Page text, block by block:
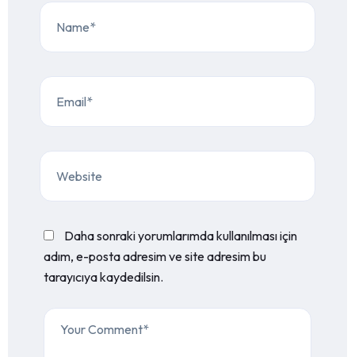
Daha sonraki yorumlarımda kullanılması için
adım, e-posta adresim ve site adresim bu
tarayıcıya kaydedilsin.